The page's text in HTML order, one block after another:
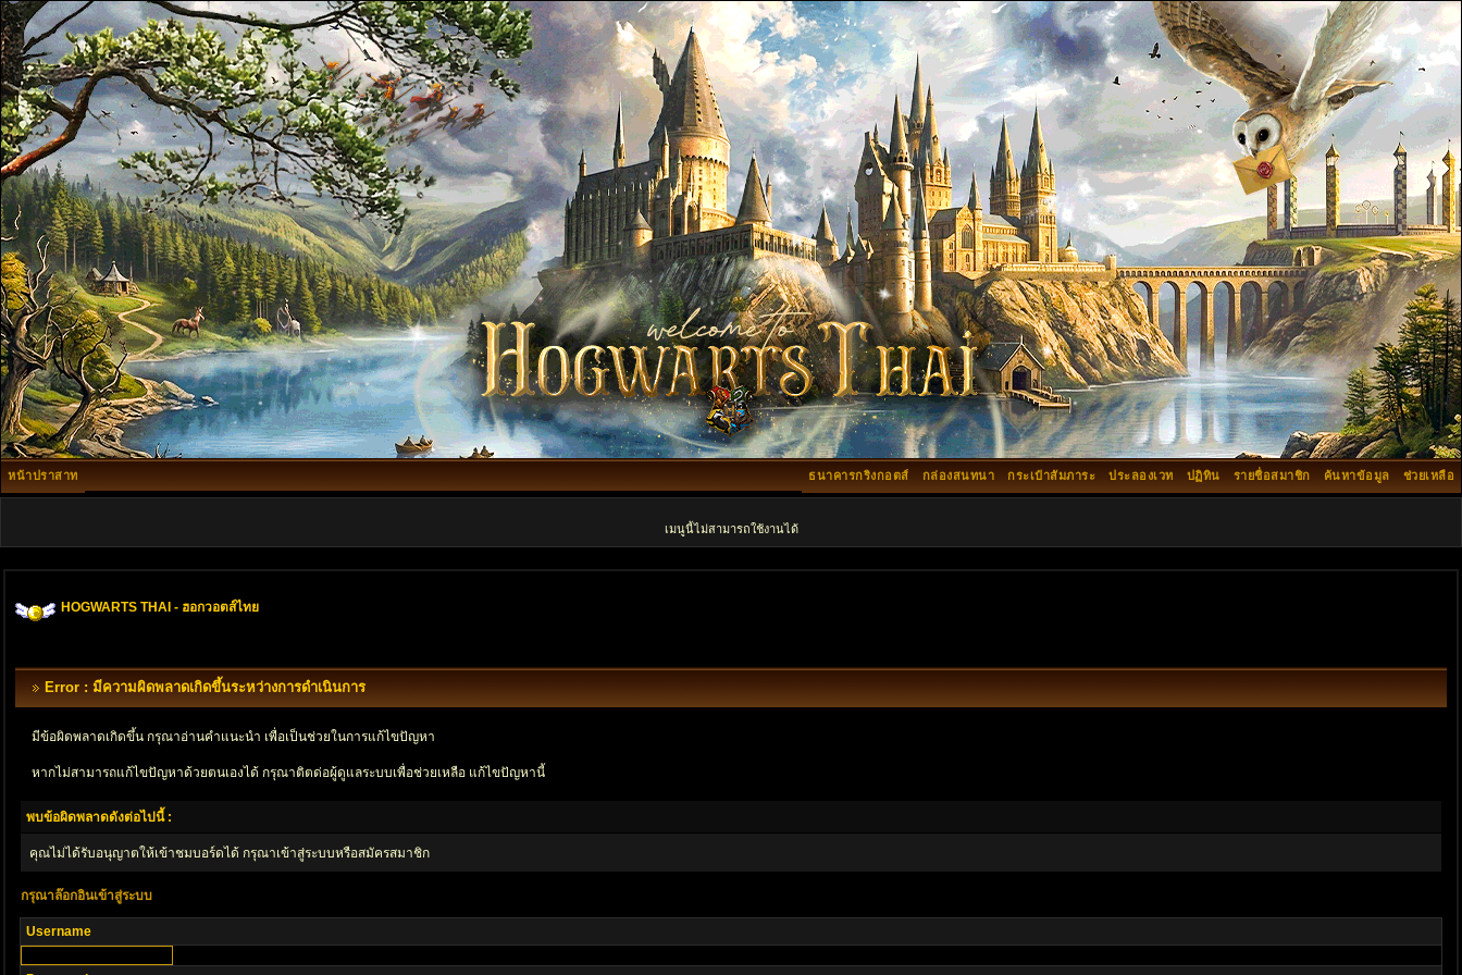
หน้าปราสาท ช่วยเหลือ
ค้นหาข้อมูล
รายชื่อสมาชิก
ปฏิทิน
ประลองเวท
กระเป๋าสัมภาระ
กล่องสนทนา
ธนาคารกริงกอตส์
เมนูนี้ไม่สามารถใช้งานได้
HOGWARTS THAI - ฮอกวอตส์ไทย
Error : มีความผิดพลาดเกิดขึ้นระหว่างการดำเนินการ
มีข้อผิดพลาดเกิดขึ้น กรุณาอ่านคำแนะนำ เพื่อเป็นช่วยในการแก้ไขปัญหา
หากไม่สามารถแก้ไขปัญหาด้วยตนเองได้ กรุณาติตด่อผู้ดูแลระบบเพื่อช่วยเหลือ แก้ไขปัญหานี้
พบข้อผิดพลาดดังต่อไปนี้ :
คุณไม่ได้รับอนุญาตให้เข้าชมบอร์ดได้ กรุณาเข้าสู่ระบบหรือสมัครสมาชิก
กรุณาล๊อกอินเข้าสู่ระบบ
Username